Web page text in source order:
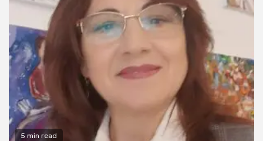
5 min read